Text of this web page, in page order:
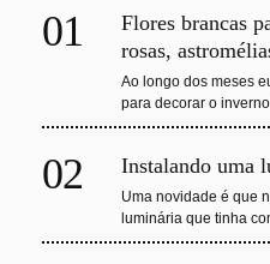
01
Flores brancas
rosas,
Ao longo dos meses
para decorar o
02 Instalando uma
Uma novidade é que
luminária que tinha